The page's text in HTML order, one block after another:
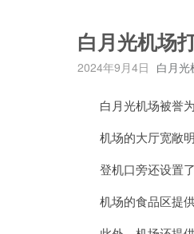
白月光机场
2024年9月4日 白月光
白月光机场被誉为
机场的大厅宽敞明
登机口旁还设置了
机场的食品区提供